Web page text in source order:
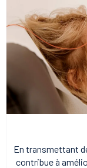
En transmettant
contribue à